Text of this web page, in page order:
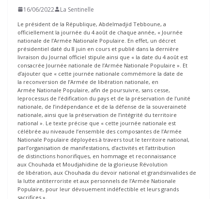
16/06/2022 La Sentinelle
Le président de la République, Abdelmadjid Tebboune, a
officiellement la journée du 4 août de chaque année, « Journée
nationale de l’Armée Nationale Populaire. En effet, un décret
présidentiel daté du 8 juin en cours et publié dans la dernière
livraison du Journal officiel stipule ainsi que « la date du 4 août est
consacrée Journée nationale de l’Armée Nationale Populaire ». Et
d’ajouter que « cette journée nationale commémore la date de
la reconversion de l’Armée de libération nationale, en
Armée Nationale Populaire, afin de poursuivre, sans cesse,
leprocessus de l’édification du pays et de la préservation de l’unité
nationale, de l’indépendance et de la défense de la souveraineté
nationale, ainsi que la préservation de l’intégrité du territoire
national ». Le texte précise que « cette journée nationale est
célébrée au niveaude l’ensemble des composantes de l’Armée
Nationale Populaire déployées à travers tout le territoire national,
parl’organisation de manifestations, d’activités et l’attribution
de distinctions honorifiques, en hommage et reconnaissance
aux Chouhada et Moudjahidine de la glorieuse Révolution
de libération, aux Chouhada du devoir national et grandsinvalides de
la lutte antiterroriste et aux personnels de l’Armée Nationale
Populaire, pour leur dévouement indéfectible et leurs grands
sacrifices ».